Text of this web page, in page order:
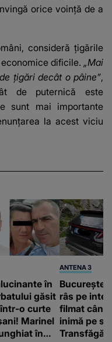
orice voință de a
consideră țigările
dificile. „Mai
țigări decât o pâine”,
de puternică este
sunt mai importante
la acest viciu
în
găsit
o curte
Marinel
în
ANTENA 3
râs pe
filmat când
inimă pe